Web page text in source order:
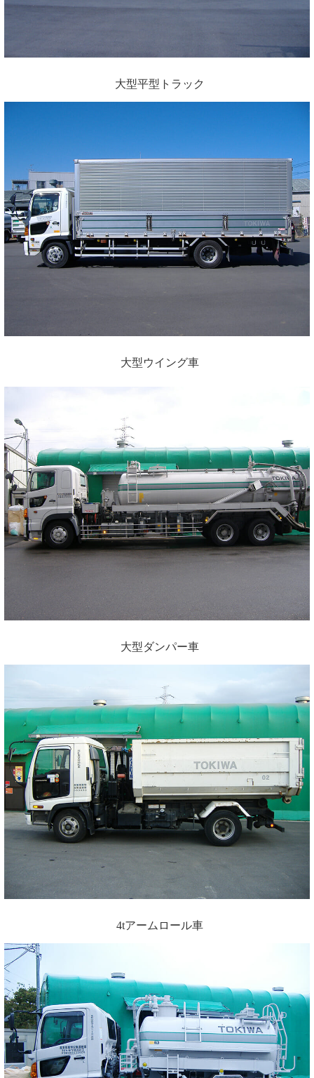
大型平型トラック
大型ウイング車
大型ダンパー車
4tアームロール車